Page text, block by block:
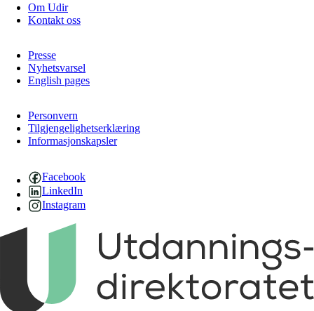
Om Udir
Kontakt oss
Presse
Nyhetsvarsel
English pages
Personvern
Tilgjengelighetserklæring
Informasjonskapsler
Facebook
LinkedIn
Instagram